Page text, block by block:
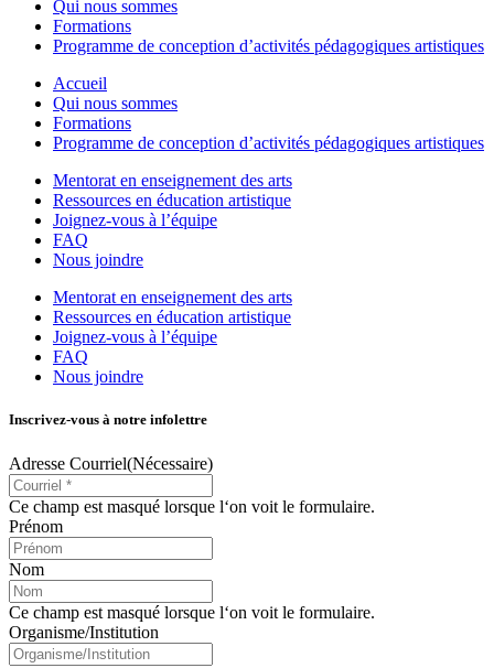
Qui nous sommes
Formations
Programme de conception d’activités pédagogiques artistiques
Accueil
Qui nous sommes
Formations
Programme de conception d’activités pédagogiques artistiques
Mentorat en enseignement des arts
Ressources en éducation artistique
Joignez-vous à l’équipe
FAQ
Nous joindre
Mentorat en enseignement des arts
Ressources en éducation artistique
Joignez-vous à l’équipe
FAQ
Nous joindre
Inscrivez-vous à notre infolettre
Adresse Courriel(Nécessaire)
Ce champ est masqué lorsque l‘on voit le formulaire.
Prénom
Nom
Ce champ est masqué lorsque l‘on voit le formulaire.
Organisme/Institution